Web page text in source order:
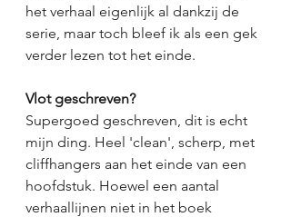
het verhaal eigenlijk al dankzij de
serie, maar toch bleef ik als een gek
verder lezen tot het einde.
Vlot geschreven?
Supergoed geschreven, dit is echt
mijn ding. Heel 'clean', scherp, met
cliffhangers aan het einde van een
hoofdstuk. Hoewel een aantal
verhaallijnen niet in het boek